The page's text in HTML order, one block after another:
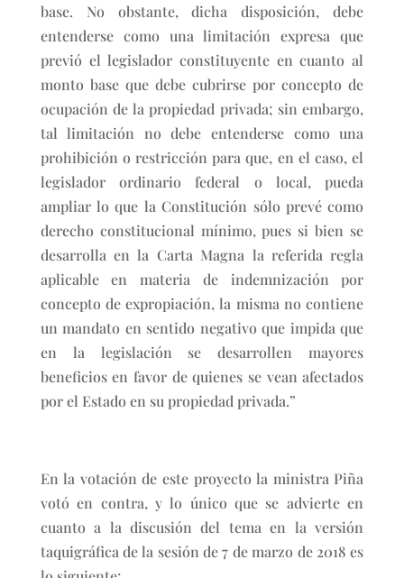
base. No obstante, dicha disposición, debe
entenderse como una limitación expresa que
previó el legislador constituyente en cuanto al
monto base que debe cubrirse por concepto de
ocupación de la propiedad privada; sin embargo,
tal limitación no debe entenderse como una
prohibición o restricción para que, en el caso, el
legislador ordinario federal o local, pueda
ampliar lo que la Constitución sólo prevé como
derecho constitucional mínimo, pues si bien se
desarrolla en la Carta Magna la referida regla
aplicable en materia de indemnización por
concepto de expropiación, la misma no contiene
un mandato en sentido negativo que impida que
en la legislación se desarrollen mayores
beneficios en favor de quienes se vean afectados
por el Estado en su propiedad privada.”
En la votación de este proyecto la ministra Piña
votó en contra, y lo único que se advierte en
cuanto a la discusión del tema en la versión
taquigráfica de la sesión de 7 de marzo de 2018 es